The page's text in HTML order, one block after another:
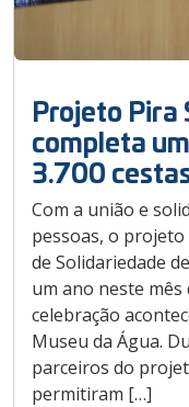
Projeto Pira
completa
3.700
Com a união e
pessoas, o projeto
de Solidariedade
um ano neste mês
celebração
Museu da Água.
parceiros do
permitiram […]